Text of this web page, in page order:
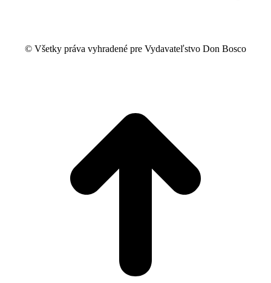
© Všetky práva vyhradené pre Vydavateľstvo Don Bosco